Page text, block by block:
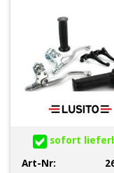
sofort
Art-Nr: